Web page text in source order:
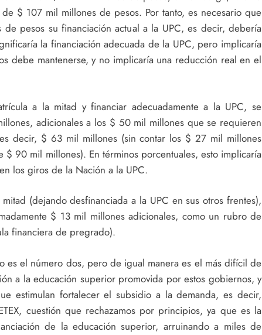
$ 107 mil millones de pesos. Por tanto, es necesario que
pesos su financiación actual a la UPC, es decir, debería
la financiación adecuada de la UPC, pero implicaría
debe mantenerse, y no implicaría una reducción real en el
a la mitad y financiar adecuadamente a la UPC, se
adicionales a los $ 50 mil millones que se requieren
decir, $ 63 mil millones (sin contar los $ 27 mil millones
$ 90 mil millones). En términos porcentuales, esto implicaría
los giros de la Nación a la UPC.
(dejando desfinanciada a la UPC en sus otros frentes),
$ 13 mil millones adicionales, como un rubro de
financiera de pregrado).
es el número dos, pero de igual manera es el más difícil de
a la educación superior promovida por estos gobiernos, y
estimulan fortalecer el subsidio a la demanda, es decir,
cuestión que rechazamos por principios, ya que es la
de la educación superior, arruinando a miles de